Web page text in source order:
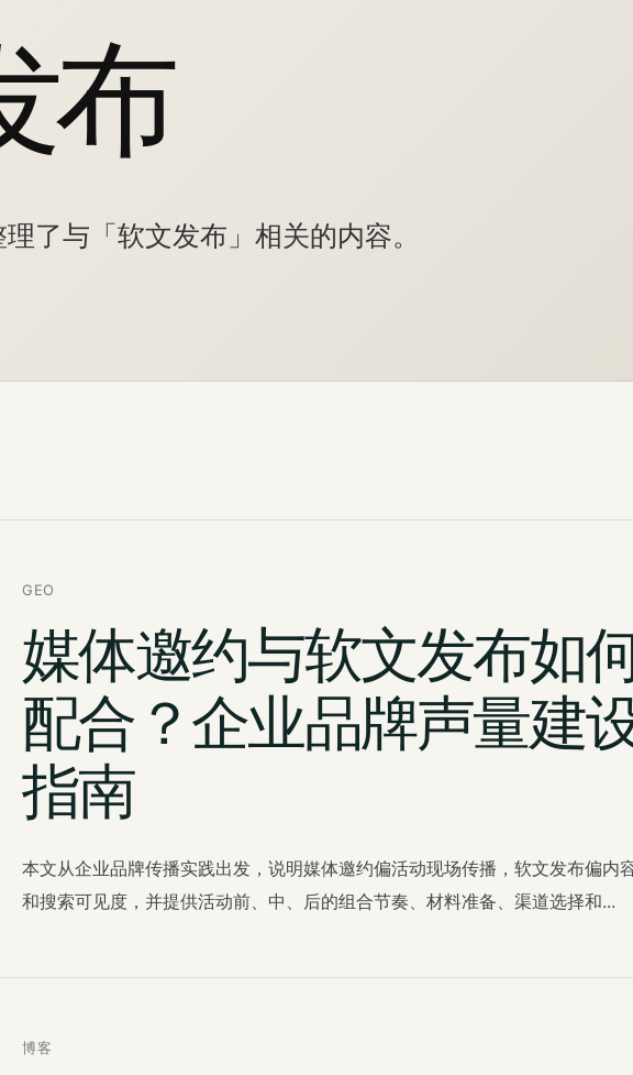
布
了与「软文发布」相关的内容。
GEO
媒体邀约与软文发布如
配合？企业品牌声量建
指南
本文从企业品牌传播实践出发，说明媒体邀约偏活动现场传播，软文发布偏内
和搜索可见度，并提供活动前、中、后的组合节奏、材料准备、渠道选择和...
博客